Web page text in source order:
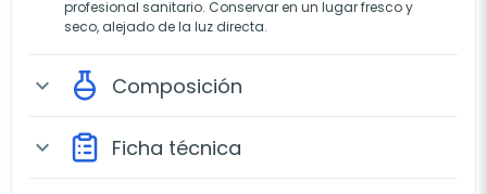
profesional sanitario. Conservar en un lugar fresco y
seco, alejado de la luz directa.
expand_more Composición
expand_more Ficha técnica